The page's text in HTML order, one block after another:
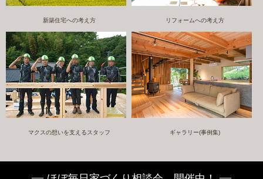
新築住宅への考え方 リフォームへの考え方
マクスの想いを支えるスタッフ ギャラリー(事例集)